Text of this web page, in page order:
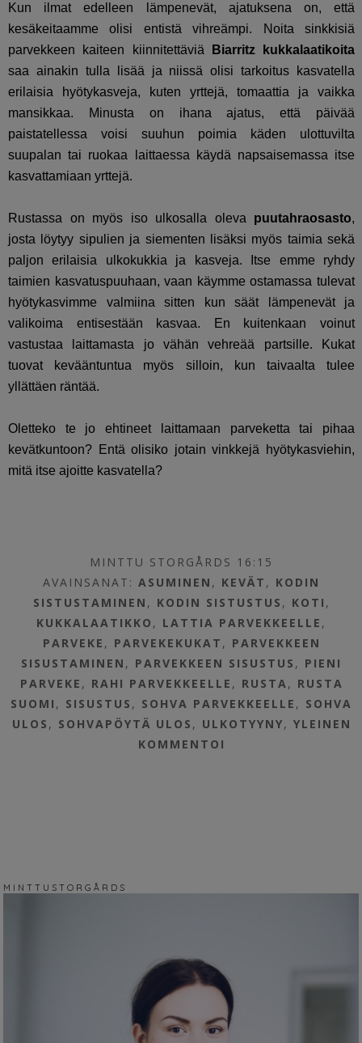
Kun ilmat edelleen lämpenevät, ajatuksena on, että
kesäkeitaamme olisi entistä vihreämpi. Noita sinkkisiä
parvekkeen kaiteen kiinnitettäviä
Biarritz
kukkalaatikoita
saa ainakin tulla lisää ja niissä olisi tarkoitus kasvatella
erilaisia hyötykasveja, kuten yrttejä, tomaattia ja vaikka
mansikkaa. Minusta on ihana ajatus, että päivää
paistatellessa voisi suuhun poimia käden ulottuvilta
suupalan tai ruokaa laittaessa käydä napsaisemassa itse
kasvattamiaan yrttejä.
Rustassa on myös iso ulkosalla oleva puutahraosasto,
josta löytyy sipulien ja siementen lisäksi myös taimia sekä
paljon erilaisia ulkokukkia ja kasveja. Itse emme ryhdy
taimien kasvatuspuuhaan, vaan käymme ostamassa tulevat
hyötykasvimme valmiina sitten kun säät lämpenevät ja
valikoima entisestään kasvaa. En kuitenkaan voinut
vastustaa laittamasta jo vähän vehreää partsille. Kukat
tuovat kevääntuntua myös silloin, kun taivaalta tulee
yllättäen räntää.
Oletteko te jo ehtineet laittamaan parveketta tai pihaa
kevätkuntoon? Entä olisiko jotain vinkkejä hyötykasviehin,
mitä itse ajoitte kasvatella?
MINTTU STORGÅRDS 16:15
AVAINSANAT:ASUMINEN , KEVÄT , KODIN
SISTUSTAMINEN , KODIN SISTUSTUS , KOTI ,
KUKKALAATIKKO , LATTIA PARVEKKEELLE ,
PARVEKE , PARVEKEKUKAT , PARVEKKEEN
SISUSTAMINEN , PARVEKKEEN SISUSTUS , PIENI
PARVEKE , RAHI PARVEKKEELLE , RUSTA, RUSTA
SUOMI , SISUSTUS , SOHVA PARVEKKEELLE , SOHVA
ULOS , SOHVAPÖYTÄ ULOS , ULKOTYYNY, YLEINEN
KOMMENTOI
M I N T T U S T O R G Å R D S